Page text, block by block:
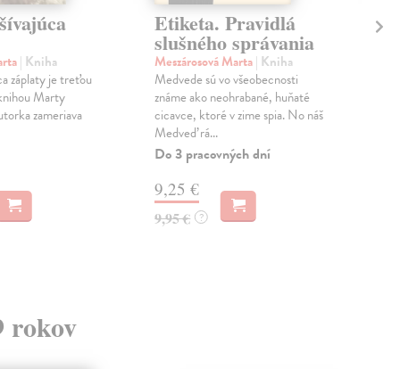
| Kniha
záplaty je treťou
Marty
zameriava
Etiketa. Pravidlá
slušného správania
Meszárosová Marta| Kniha
Medvede sú vo všeobecnosti
známe ako neohrabané, huňaté
cicavce, ktoré v zime spia. No náš
Medveď rá...
Do 3 pracovných dní
9,25 €
9,95 € ?
rokov